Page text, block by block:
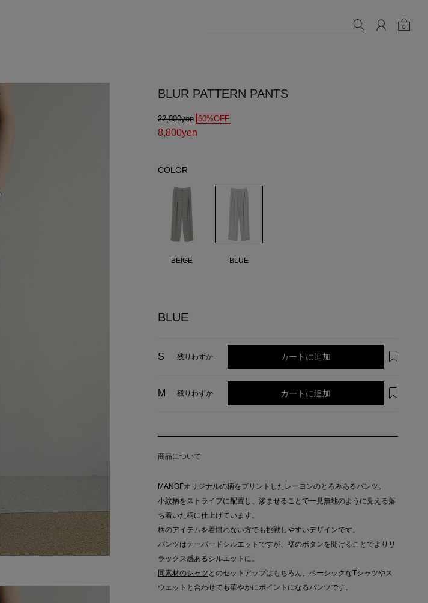
0
BLUR PATTERN PANTS
22,000yen 60%OFF
8,800yen
COLOR
BEIGE BLUE
BLUE
S 残りわずか カートに追加
M 残りわずか カートに追加
商品について
MANOFオリジナルの柄をプリントしたレーヨンのとろみあるパンツ。
小紋柄をストライプに配置し、滲ませることで一見無地のように見える落
ち着いた柄に仕上げています。
柄のアイテムを着慣れない方でも挑戦しやすいデザインです。
パンツはテーパードシルエットですが、裾のボタンを開けることでよりリ
ラックス感あるシルエットに。
同素材のシャツ とのセットアップはもちろん、ベーシックなTシャツやス
ウェットと合わせても華やかにポイントになるパンツです。